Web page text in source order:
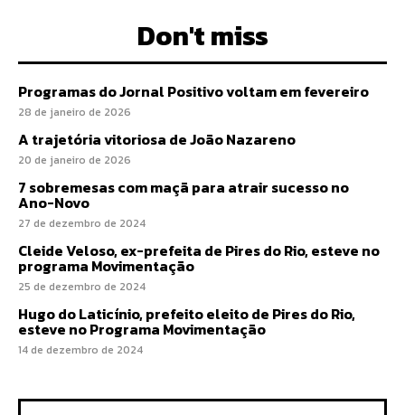
Don't miss
Programas do Jornal Positivo voltam em fevereiro
28 de janeiro de 2026
A trajetória vitoriosa de João Nazareno
20 de janeiro de 2026
7 sobremesas com maçã para atrair sucesso no
Ano-Novo
27 de dezembro de 2024
Cleide Veloso, ex-prefeita de Pires do Rio, esteve no
programa Movimentação
25 de dezembro de 2024
Hugo do Laticínio, prefeito eleito de Pires do Rio,
esteve no Programa Movimentação
14 de dezembro de 2024